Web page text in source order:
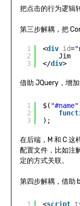
把点击的行为逻辑
第三步解耦，把
1
2
3
<div id=
Jim
</div>
借助 JQuery，增
1
2
3
$( "#name"
);
在后端，M 和 C 这
配置文件，比如注
定的方式关联。
第四步解耦，借助
1
<script